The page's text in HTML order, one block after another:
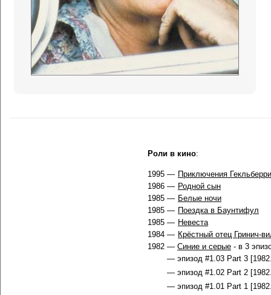
Роли в кино:
1995 — Приключения
1986 — Родной сын
1985 — Белые ночи
1985 — Поездка в Баунтифул
1985 — Невеста
1984 — Крёстный отец Гринич-
1982 — Синие и серые - в 3
— эпизод #1.03 Part 3
— эпизод #1.02 Part 2
— эпизод #1.01 Part 1